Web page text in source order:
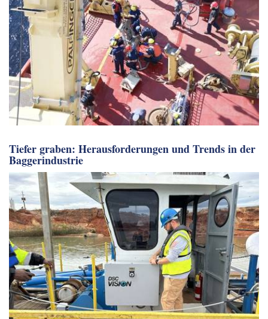
Tiefer graben: Herausforderungen und Trends in der
Baggerindustrie